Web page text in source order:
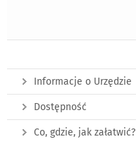
Informacje o Urzędzie
Dostępność
Co, gdzie, jak załatwić?